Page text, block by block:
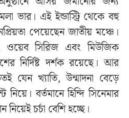
ভার। এই ইন্ডাস্ট্রি থেকে বহু
পেয়েছেন জাতীয় মঞ্চে।
সিরিজ এবং মিউজিক
নির্দিষ্ট দর্শক রয়েছে। আর
যেন খ্যাতি, উন্মাদনা বেড়ে
বর্তমানে হিন্দি সিনেমার
চর্চা বেশি হচ্ছে।